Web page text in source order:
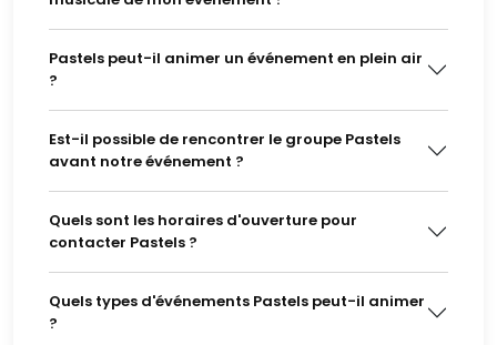
Pastels peut-il animer un événement en plein air
?
Est-il possible de rencontrer le groupe Pastels
avant notre événement ?
Quels sont les horaires d'ouverture pour
contacter Pastels ?
Quels types d'événements Pastels peut-il animer
?